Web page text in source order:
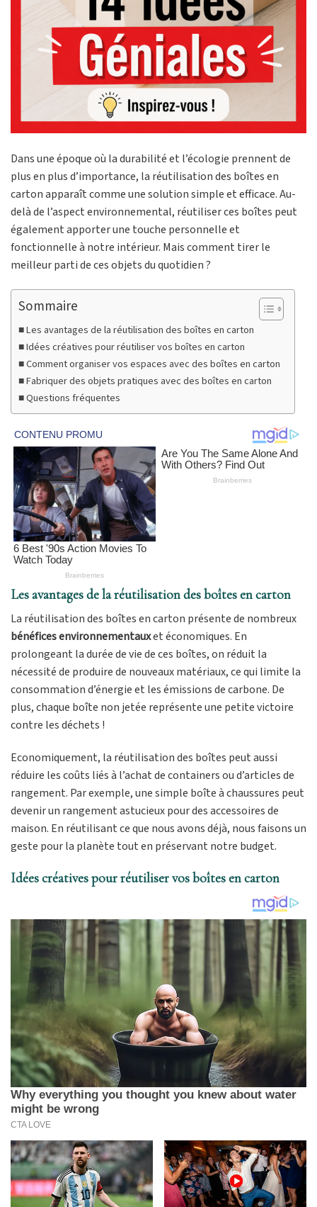
Dans une époque où la durabilité et l’écologie prennent de
plus en plus d’importance, la réutilisation des boîtes en
carton apparaît comme une solution simple et efficace. Au-
delà de l’aspect environnemental, réutiliser ces boîtes peut
également apporter une touche personnelle et
fonctionnelle à notre intérieur. Mais comment tirer le
meilleur parti de ces objets du quotidien ?
Sommaire
Les avantages de la réutilisation des boîtes en carton
Idées créatives pour réutiliser vos boîtes en carton
Comment organiser vos espaces avec des boîtes en carton
Fabriquer des objets pratiques avec des boîtes en carton
Questions fréquentes
Les avantages de la réutilisation des boîtes en carton
La réutilisation des boîtes en carton présente de nombreux
bénéfices environnementauxet économiques. En
prolongeant la durée de vie de ces boîtes, on réduit la
nécessité de produire de nouveaux matériaux, ce qui limite la
consommation d’énergie et les émissions de carbone. De
plus, chaque boîte non jetée représente une petite victoire
contre les déchets !
Economiquement, la réutilisation des boîtes peut aussi
réduire les coûts liés à l’achat de containers ou d’articles de
rangement. Par exemple, une simple boîte à chaussures peut
devenir un rangement astucieux pour des accessoires de
maison. En réutilisant ce que nous avons déjà, nous faisons un
geste pour la planète tout en préservant notre budget.
Idées créatives pour réutiliser vos boîtes en carton